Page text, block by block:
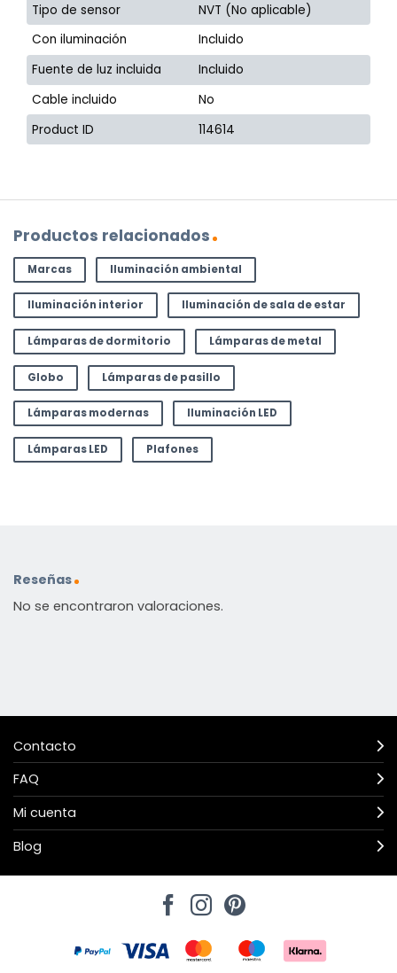
Tipo de sensor
NVT (No aplicable)
Con iluminación
Incluido
Fuente de luz incluida
Incluido
Cable incluido
No
Product ID
114614
Productos relacionados
Marcas Iluminación ambiental
Iluminación interior Iluminación de sala de estar
Lámparas de dormitorio Lámparas de metal
Globo Lámparas de pasillo
Lámparas modernas Iluminación LED
Lámparas LED Plafones
Reseñas
No se encontraron valoraciones.
Contacto
FAQ
Mi cuenta
Blog